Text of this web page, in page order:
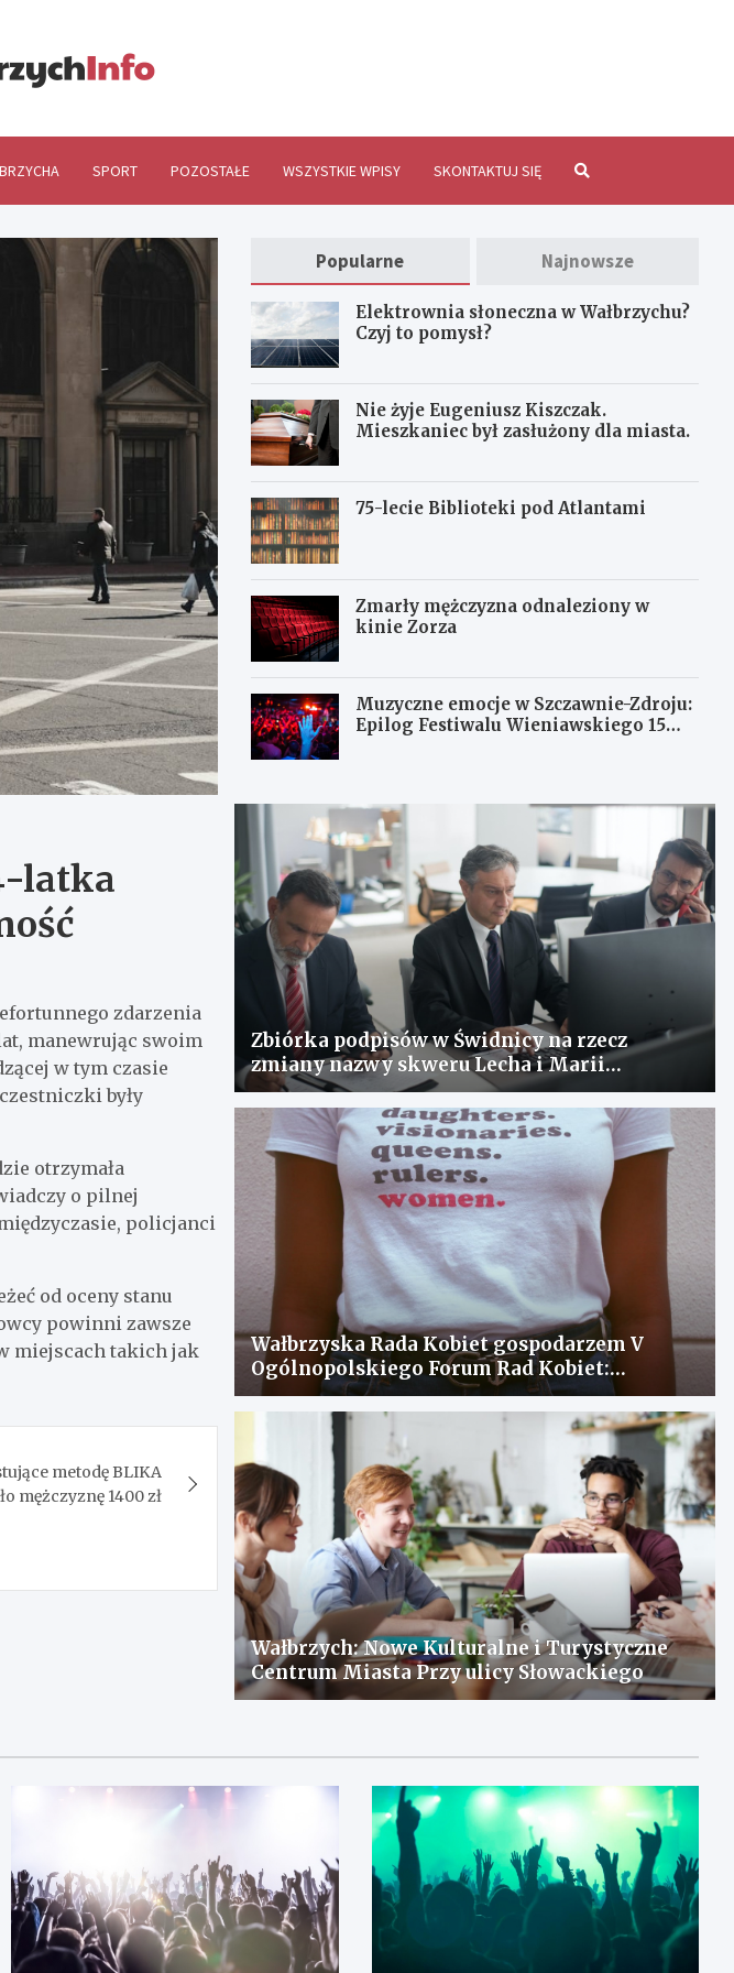
SPORT POZOSTAŁE WSZYSTKIE WPISY SKONTAKTUJ SIĘ
latka
zdarzenia
manewrując swoim
w tym czasie
były
otrzymała
o pilnej
policjanci
od oceny stanu
powinni zawsze
miejscach takich jak
metodę BLIKA
mężczyznę 1400 zł
Popularne Najnowsze
Elektrownia słoneczna w Wałbrzychu?
Czyj to pomysł?
Nie żyje Eugeniusz Kiszczak.
Mieszkaniec był zasłużony dla miasta.
75-lecie Biblioteki pod Atlantami
Zmarły mężczyzna odnaleziony w
kinie Zorza
Muzyczne emocje w Szczawnie-Zdroju:
Epilog Festiwalu Wieniawskiego 15
Zbiórka podpisów w Świdnicy na rzecz
zmiany nazwy skweru Lecha i Marii
Kaczyńskich
Wałbrzyska Rada Kobiet gospodarzem V
Ogólnopolskiego Forum Rad Kobiet:
spotkanie dla wymiany doświadczeń i
rozwiązania problemów
Wałbrzych: Nowe Kulturalne i Turystyczne
Centrum Miasta Przy ulicy Słowackiego